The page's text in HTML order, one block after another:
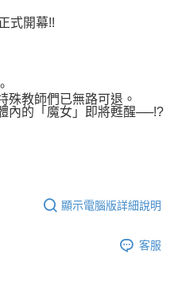
個別帳號之用戶狀況，依本公司即
不足之情形，本公司將視審查結果
之使用額度並採取法律行動。
式開幕!!
殊教師們已無路可退。
內的「魔女」即將甦醒──!?
顯示電腦版詳細說明
客服